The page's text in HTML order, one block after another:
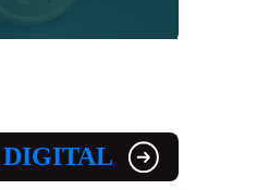
DIGITAL